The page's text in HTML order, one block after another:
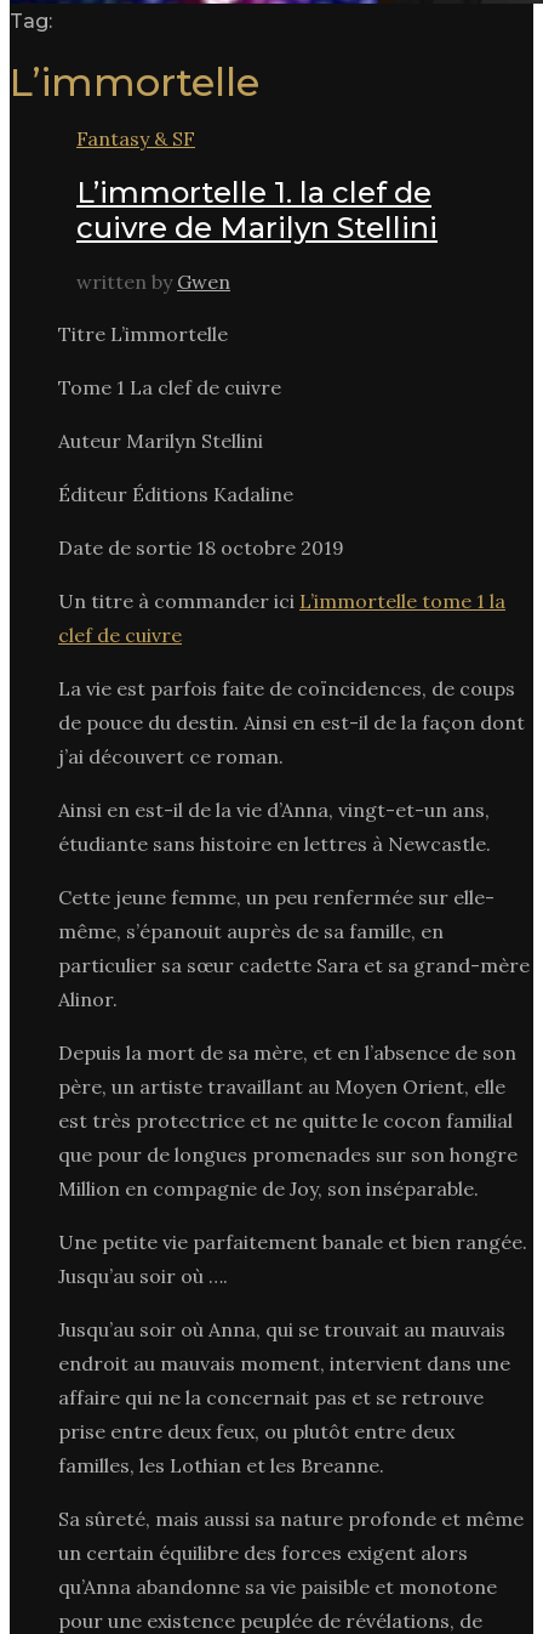
Tag:
L’immortelle
Fantasy & SF
L’immortelle 1. la clef de
cuivre de Marilyn Stellini
written by Gwen
Titre L’immortelle
Tome 1 La clef de cuivre
Auteur Marilyn Stellini
Éditeur Éditions Kadaline
Date de sortie 18 octobre 2019
Un titre à commander ici L’immortelle tome 1 la
clef de cuivre
La vie est parfois faite de coïncidences, de coups
de pouce du destin. Ainsi en est-il de la façon dont
j’ai découvert ce roman.
Ainsi en est-il de la vie d’Anna, vingt-et-un ans,
étudiante sans histoire en lettres à Newcastle.
Cette jeune femme, un peu renfermée sur elle-
même, s’épanouit auprès de sa famille, en
particulier sa sœur cadette Sara et sa grand-mère
Alinor.
Depuis la mort de sa mère, et en l’absence de son
père, un artiste travaillant au Moyen Orient, elle
est très protectrice et ne quitte le cocon familial
que pour de longues promenades sur son hongre
Million en compagnie de Joy, son inséparable.
Une petite vie parfaitement banale et bien rangée.
Jusqu’au soir où ….
Jusqu’au soir où Anna, qui se trouvait au mauvais
endroit au mauvais moment, intervient dans une
affaire qui ne la concernait pas et se retrouve
prise entre deux feux, ou plutôt entre deux
familles, les Lothian et les Breanne.
Sa sûreté, mais aussi sa nature profonde et même
un certain équilibre des forces exigent alors
qu’Anna abandonne sa vie paisible et monotone
pour une existence peuplée de révélations, de